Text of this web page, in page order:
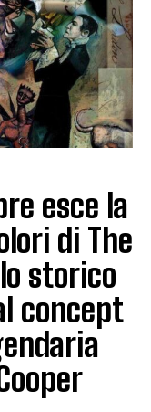
esce la
di The
storico
concept